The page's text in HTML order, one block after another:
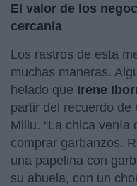
El valor de los
cercanía
Los rastros de esta
muchas maneras.
helado que Irene
partir del recuerdo de
Miliu. “La chica venía
comprar garbanzos.
una papelina con
su abuela, con un